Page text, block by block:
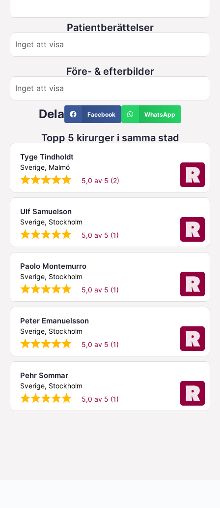
Patientberättelser
Inget att visa
Före- & efterbilder
Inget att visa
Facebook WhatsApp
Dela
Topp 5 kirurger i samma stad
Tyge Tindholdt
Sverige, Malmö
5,0 av 5 (2)
Ulf Samuelson
Sverige, Stockholm
5,0 av 5 (1)
Paolo Montemurro
Sverige, Stockholm
5,0 av 5 (1)
Peter Emanuelsson
Sverige, Stockholm
5,0 av 5 (1)
Pehr Sommar
Sverige, Stockholm
5,0 av 5 (1)